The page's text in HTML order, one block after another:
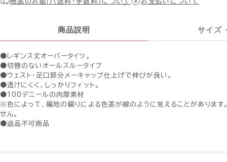
商品説明 サイズ
●レギンス丈オーバータイツ。
●切替のないオールスルータイプ
●ウェスト・足口部分メーキャップ仕上げで伸びが良い。
●透けにくく、しっかりフィット。
●100デニールの肉厚素材
※色によって、編地の偏りによる色差が線のように見えることがあります
せん。
●返品不可商品